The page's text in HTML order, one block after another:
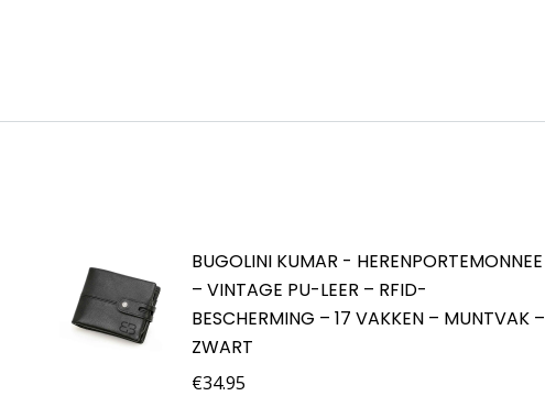
BUGOLINI KUMAR - HERENPORTEMONNEE
– VINTAGE PU-LEER – RFID-
BESCHERMING – 17 VAKKEN – MUNTVAK –
ZWART
€34.95